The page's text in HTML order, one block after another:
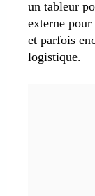
un tableur
externe pour
et parfois
logistique.